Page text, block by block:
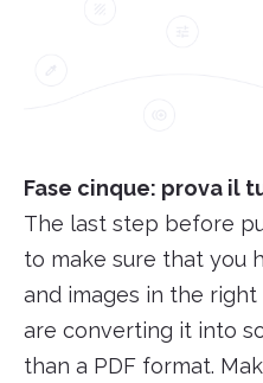
Fase cinque: prova il
The last step before
to make sure that you
and images in the
are converting it into
than a PDF format.